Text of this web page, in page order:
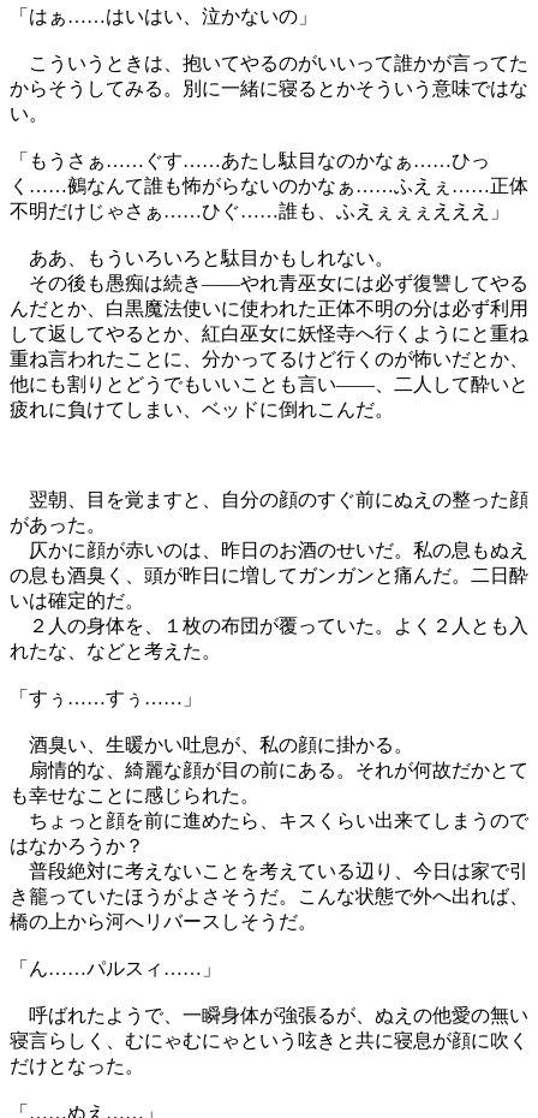
「はぁ……はいはい、泣かないの」
こういうときは、抱いてやるのがいいって誰かが言ってた
からそうしてみる。別に一緒に寝るとかそういう意味ではな
い。
「もうさぁ……ぐす……あたし駄目なのかなぁ……ひっ
く……鵺なんて誰も怖がらないのかなぁ……ふえぇ……正体
不明だけじゃさぁ……ひぐ……誰も、ふえぇぇぇえええ」
ああ、もういろいろと駄目かもしれない。
その後も愚痴は続き――やれ青巫女には必ず復讐してやる
んだとか、白黒魔法使いに使われた正体不明の分は必ず利用
して返してやるとか、紅白巫女に妖怪寺へ行くようにと重ね
重ね言われたことに、分かってるけど行くのが怖いだとか、
他にも割りとどうでもいいことも言い――、二人して酔いと
疲れに負けてしまい、ベッドに倒れこんだ。
翌朝、目を覚ますと、自分の顔のすぐ前にぬえの整った顔
があった。
仄かに顔が赤いのは、昨日のお酒のせいだ。私の息もぬえ
の息も酒臭く、頭が昨日に増してガンガンと痛んだ。二日酔
いは確定的だ。
２人の身体を、１枚の布団が覆っていた。よく２人とも入
れたな、などと考えた。
「すぅ……すぅ……」
酒臭い、生暖かい吐息が、私の顔に掛かる。
扇情的な、綺麗な顔が目の前にある。それが何故だかとて
も幸せなことに感じられた。
ちょっと顔を前に進めたら、キスくらい出来てしまうので
はなかろうか？
普段絶対に考えないことを考えている辺り、今日は家で引
き籠っていたほうがよさそうだ。こんな状態で外へ出れば、
橋の上から河へリバースしそうだ。
「ん……パルスィ……」
呼ばれたようで、一瞬身体が強張るが、ぬえの他愛の無い
寝言らしく、むにゃむにゃという呟きと共に寝息が顔に吹く
だけとなった。
「……ぬえ……」